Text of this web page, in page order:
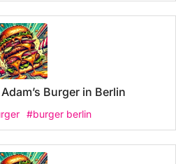
Burger in Berlin
#burger berlin